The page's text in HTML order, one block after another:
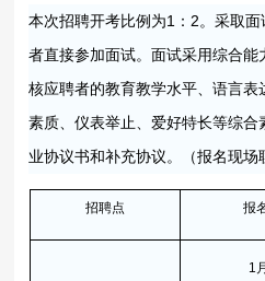
本次招聘开考比例为1：2。采取
者直接参加面试。面试采用综合
核应聘者的教育教学水平、语言
素质、仪表举止、爱好特长等综
业协议书和补充协议。（报名现场
招聘点 报
1